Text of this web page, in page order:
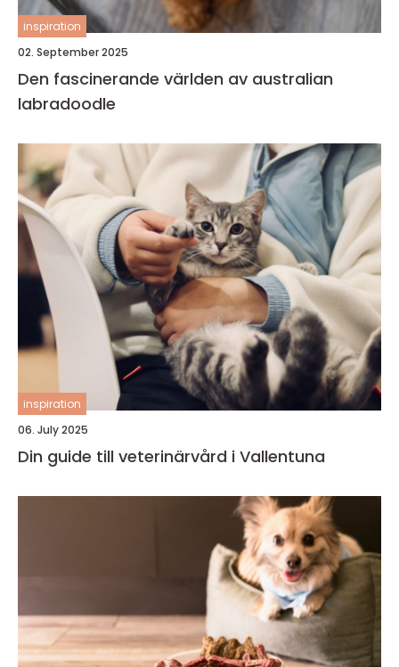
inspiration
02. September 2025
Den fascinerande världen av australian
labradoodle
inspiration
06. July 2025
Din guide till veterinärvård i Vallentuna